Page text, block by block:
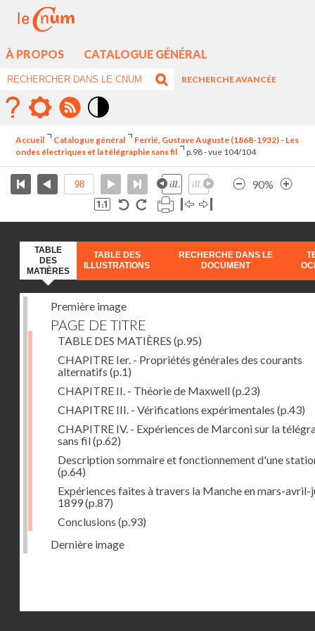
À PROPOS CATALOGUE GÉNÉRAL
RECHERCHE AVANCÉE
élévé
Accueil Catalogue général
Ferrié, Gustave Auguste (1868-1932) - Les
ondes électriques et la télégraphie sans fil
p.98 - vue 104/104
90%
TABLE
DES
MATIÈRES
TABLE DES
ILLUSTRATIONS
RECHERCHE DANS LE
DOCUMENT
Première image
PAGE DE TITRE
TABLE DES MATIÈRES (p.95)
CHAPITRE Ier. - Propriétés générales des courants
alternatifs (p.1)
CHAPITRE II. - Théorie de Maxwell(p.23)
CHAPITRE III. - Vérifications expérimentales (p.43)
CHAPITRE IV. - Expériences de Marconi sur la
sans fil(p.62)
Description sommaire et fonctionnement d'une
(p.64)
Expériences faites à travers la Manche en mars-avril-
1899(p.87)
Conclusions (p.93)
Dernière image